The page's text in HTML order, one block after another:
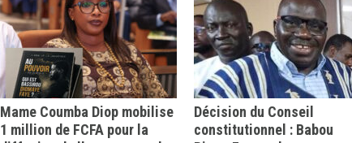
Mame Coumba Diop mobilise
1 million de FCFA pour la
Décision du Conseil
constitutionnel : Babou